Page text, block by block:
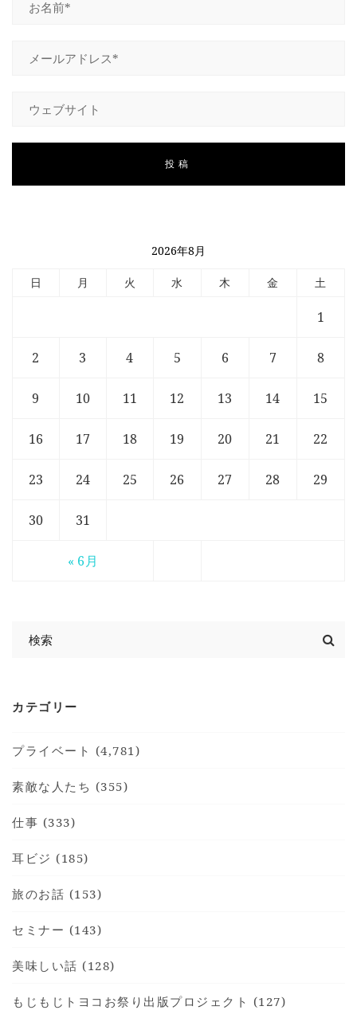
2026年8月
日 月 火 水 木 金 土
« 6月
1
2 3 4 5 6 7 8
9 10 11 12 13 14 15
16 17 18 19 20 21 22
23 24 25 26 27 28 29
30 31
カテゴリー
プライベート (4,781)
素敵な人たち (355)
仕事 (333)
耳ビジ (185)
旅のお話 (153)
セミナー (143)
美味しい話 (128)
もじもじトヨコお祭り出版プロジェクト (127)